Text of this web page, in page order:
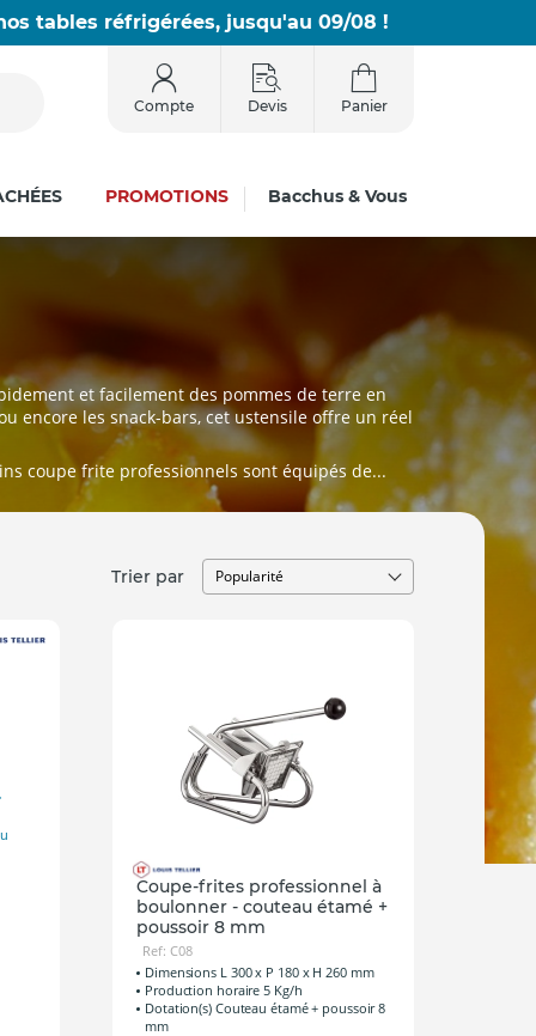
tables réfrigérées, jusqu'au 09/08 !
Compte Devis Panier
PROMOTIONS Bacchus & Vous
et facilement des pommes de terre en
encore les snack-bars, cet ustensile offre un réel
coupe frite professionnels sont équipés de...
Trier par
Coupe-frites professionnel à
boulonner - couteau étamé +
poussoir 8 mm
Ref: C08
Dimensions L 300 x P 180 x H 260 mm
Production horaire 5 Kg/h
Dotation(s) Couteau étamé + poussoir 8
mm